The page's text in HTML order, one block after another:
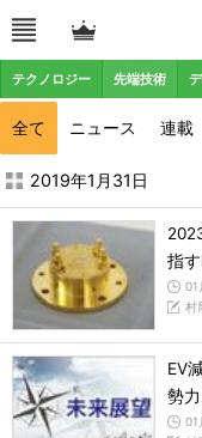
テクノロジー 先端技術
全て ニュース 連載
2019年1月の記事一覧
2019年1月31日
指
01
村
EV
勢
01